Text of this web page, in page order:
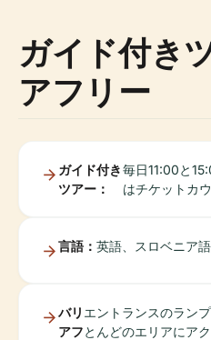
ガイド付き
アフリー
ガイド付き
ツアー：
毎日11:00と
はチケットカ
言語： 英語、スロベニア
バリ
アフ
エントランスのラン
とんどのエリアにア